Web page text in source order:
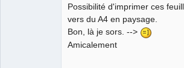
Possibilité d'imprimer ces
vers du A4 en paysage.
Bon, là je sors. -->
Amicalement